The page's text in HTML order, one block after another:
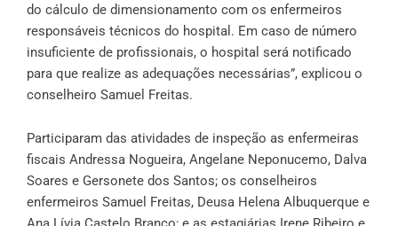
do cálculo de dimensionamento com os enfermeiros
responsáveis técnicos do hospital. Em caso de número
insuficiente de profissionais, o hospital será notificado
para que realize as adequações necessárias”, explicou o
conselheiro Samuel Freitas.
Participaram das atividades de inspeção as enfermeiras
fiscais Andressa Nogueira, Angelane Neponucemo, Dalva
Soares e Gersonete dos Santos; os conselheiros
enfermeiros Samuel Freitas, Deusa Helena Albuquerque e